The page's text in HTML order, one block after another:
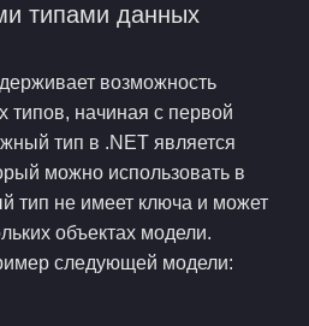
типами данных
возможность
типов, начиная с первой
тип в .NET является
можно использовать в
тип не имеет ключа и может
объектах модели.
следующей модели: